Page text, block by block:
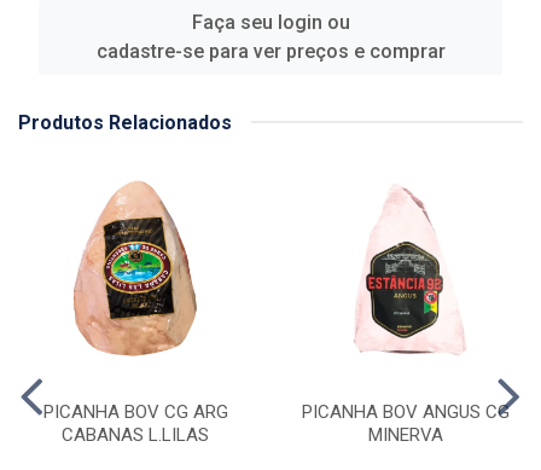
Faça seu login ou
cadastre-se para ver preços e comprar
Produtos Relacionados
PICANHA BOV CG ARG
CABANAS L.LILAS
PICANHA BOV ANGUS CG
MINERVA